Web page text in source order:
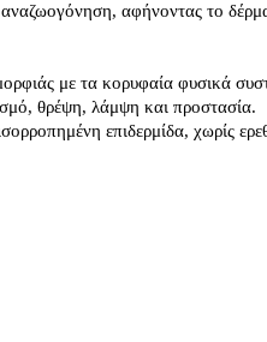
αφήνοντας το δέρμα
με τα κορυφαία φυσικά
θρέψη, λάμψη και προστασία.
επιδερμίδα, χωρίς